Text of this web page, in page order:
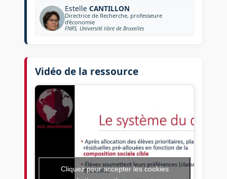
Estelle CANTILLON
Directrice de Recherche, professeure
d’économie
FNRS, Université libre de Bruxelles
Vidéo de la ressource
Cliquez pour accepter les cookies